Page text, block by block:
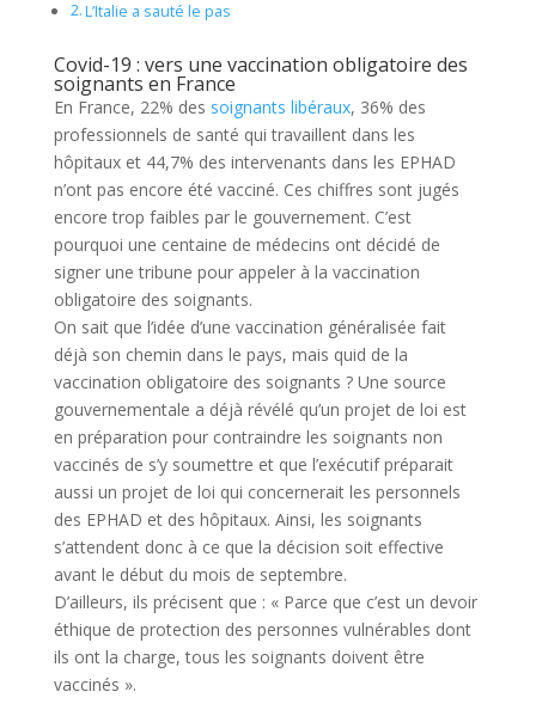
L’Italie a sauté le pas
Covid-19 : vers une vaccination obligatoire des
soignants en France
En France, 22% des soignants libéraux, 36% des
professionnels de santé qui travaillent dans les
hôpitaux et 44,7% des intervenants dans les EPHAD
n’ont pas encore été vacciné. Ces chiffres sont jugés
encore trop faibles par le gouvernement. C’est
pourquoi une centaine de médecins ont décidé de
signer une tribune pour appeler à la vaccination
obligatoire des soignants.
On sait que l’idée d’une vaccination généralisée fait
déjà son chemin dans le pays, mais quid de la
vaccination obligatoire des soignants ? Une source
gouvernementale a déjà révélé qu’un projet de loi est
en préparation pour contraindre les soignants non
vaccinés de s’y soumettre et que l’exécutif préparait
aussi un projet de loi qui concernerait les personnels
des EPHAD et des hôpitaux. Ainsi, les soignants
s’attendent donc à ce que la décision soit effective
avant le début du mois de septembre.
D’ailleurs, ils précisent que : « Parce que c’est un devoir
éthique de protection des personnes vulnérables dont
ils ont la charge, tous les soignants doivent être
vaccinés ».